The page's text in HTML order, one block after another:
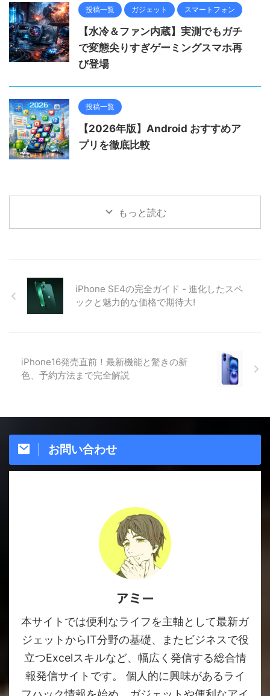
投稿一覧 ガジェット スマートフォン
【水冷＆ファン内蔵】実測でもガチ
で変態尖りすぎゲーミングスマホ再
び登場
投稿一覧
【2026年版】Android おすすめア
プリを徹底比較
もっと読む
iPhone SE4の完全ガイド - 進化したスペ
ックと魅力的な価格で期待大!
iPhone16発売直前！最新機能と驚きの新
色、予約方法まで完全解説
お問い合わせ
アミー
本サイトでは便利なライフを主軸として最新ガ
ジェットからIT分野の基礎、またビジネスで役
立つExcelスキルなど、幅広く発信する総合情
報発信サイトです。 個人的に興味があるライ